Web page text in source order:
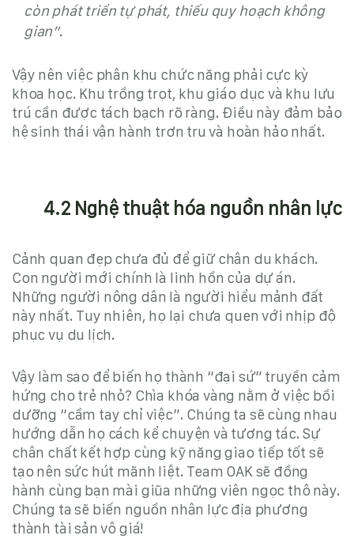
còn phát triển tự phát, thiếu quy hoạch không
gian”.
Vậy nên việc phân khu chức năng phải cực kỳ
khoa học. Khu trồng trọt, khu giáo dục và khu lưu
trú cần được tách bạch rõ ràng. Điều này đảm bảo
hệ sinh thái vận hành trơn tru và hoàn hảo nhất.
4.2 Nghệ thuật hóa nguồn nhân lực
Cảnh quan đẹp chưa đủ để giữ chân du khách.
Con người mới chính là linh hồn của dự án.
Những người nông dân là người hiểu mảnh đất
này nhất. Tuy nhiên, họ lại chưa quen với nhịp độ
phục vụ du lịch.
Vậy làm sao để biến họ thành “đại sứ” truyền cảm
hứng cho trẻ nhỏ? Chìa khóa vàng nằm ở việc bồi
dưỡng “cầm tay chỉ việc”. Chúng ta sẽ cùng nhau
hướng dẫn họ cách kể chuyện và tương tác. Sự
chân chất kết hợp cùng kỹ năng giao tiếp tốt sẽ
tạo nên sức hút mãnh liệt. Team OAK sẽ đồng
hành cùng bạn mài giũa những viên ngọc thô này.
Chúng ta sẽ biến nguồn nhân lực địa phương
thành tài sản vô giá!